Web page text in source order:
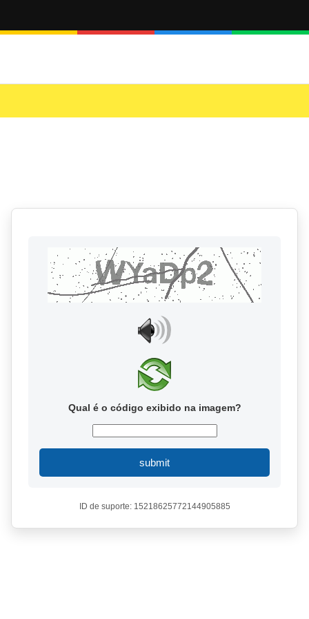
Qual é o código exibido na imagem?
submit
ID de suporte: 15218625772144905885